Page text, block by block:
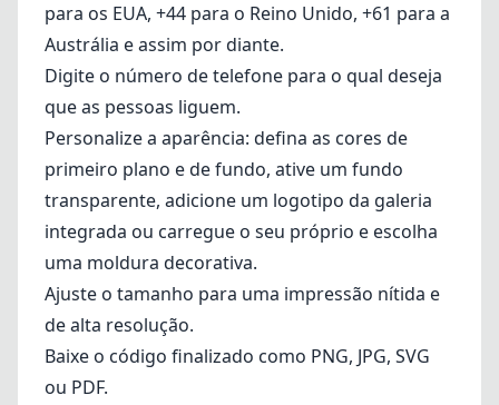
para os EUA, +44 para o Reino Unido, +61 para a
Austrália e assim por diante.
Digite o número de telefone para o qual deseja
que as pessoas liguem.
Personalize a aparência: defina as cores de
primeiro plano e de fundo, ative um fundo
transparente, adicione um logotipo da galeria
integrada ou carregue o seu próprio e escolha
uma moldura decorativa.
Ajuste o tamanho para uma impressão nítida e
de alta resolução.
Baixe o código finalizado como PNG, JPG, SVG
ou PDF.